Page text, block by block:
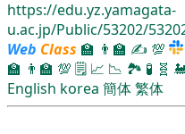
https://edu.yz.yamagata-
u.ac.jp/Public/53202/
Web Class 🏫 👨‍🏫 ✍ 💯
🏫 👨‍🏫 💯 🗒️ 📈 📉 🏞 🧪 🧬
English korea 簡体繁体